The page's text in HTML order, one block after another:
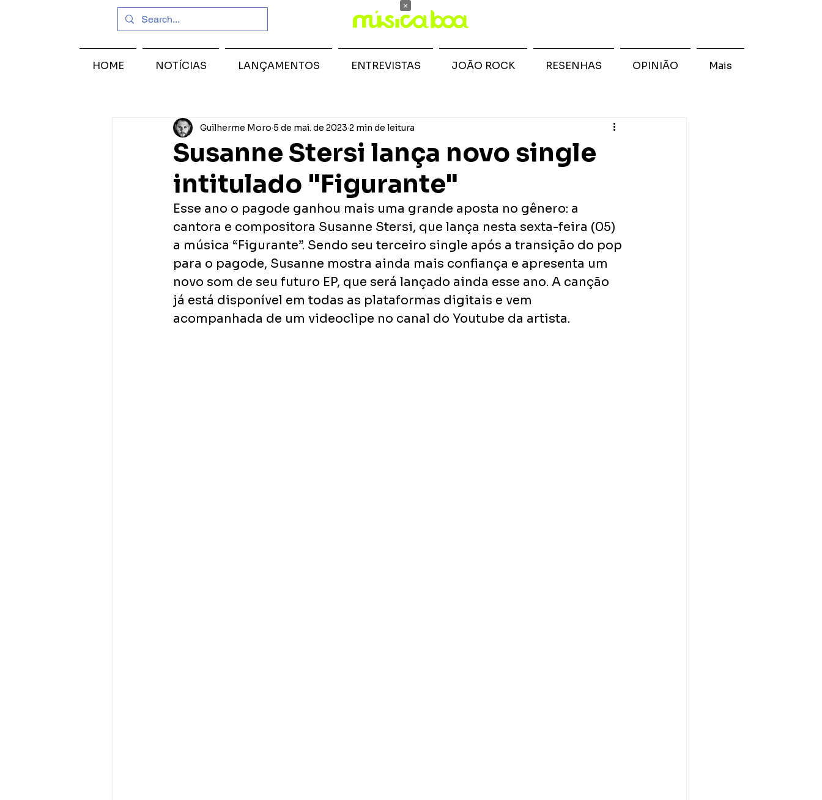
Susanne Stersi lança novo single
intitulado "Figurante"
Guilherme Moro 5 de mai. de 2023 2 min de leitura
Esse ano o pagode ganhou mais uma grande aposta no gênero: a
cantora e compositora Susanne Stersi, que lança nesta sexta-feira (05)
a música “Figurante”. Sendo seu terceiro single após a transição do pop
para o pagode, Susanne mostra ainda mais confiança e apresenta um
novo som de seu futuro EP, que será lançado ainda esse ano. A canção
já está disponível em todas as plataformas digitais e vem
acompanhada de um videoclipe no canal do Youtube da artista.
HOME NOTÍCIAS LANÇAMENTOS ENTREVISTAS JOÃO ROCK RESENHAS OPINIÃO Mais
×